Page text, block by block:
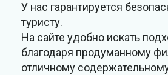
У нас гарантируется
туристу.
На сайте удобно искать
благодаря продуманному
отличному содержательному